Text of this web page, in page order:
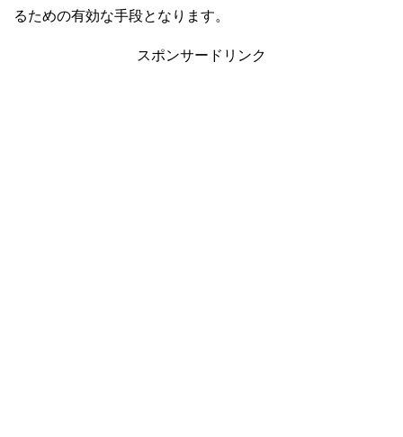
るための有効な手段となります。
スポンサードリンク